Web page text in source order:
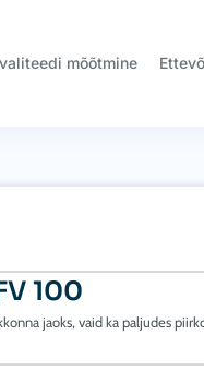
mõõtmine
100
jaoks, vaid ka paljudes